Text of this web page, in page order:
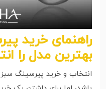
راهنمای خرید
بهترین مدل را
انتخاب و خرید پیرسینگ